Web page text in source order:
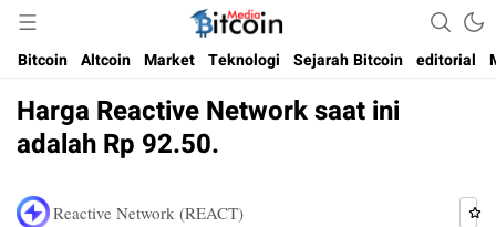
Bitcoin Media Indonesia
Media Bitcoin dan Cryptocurrency, dan Blockchain di Indonesia
Bitcoin Altcoin Market Teknologi Sejarah Bitcoin editorial
Harga Reactive Network saat ini
adalah Rp 92.50.
Reactive Network (REACT)